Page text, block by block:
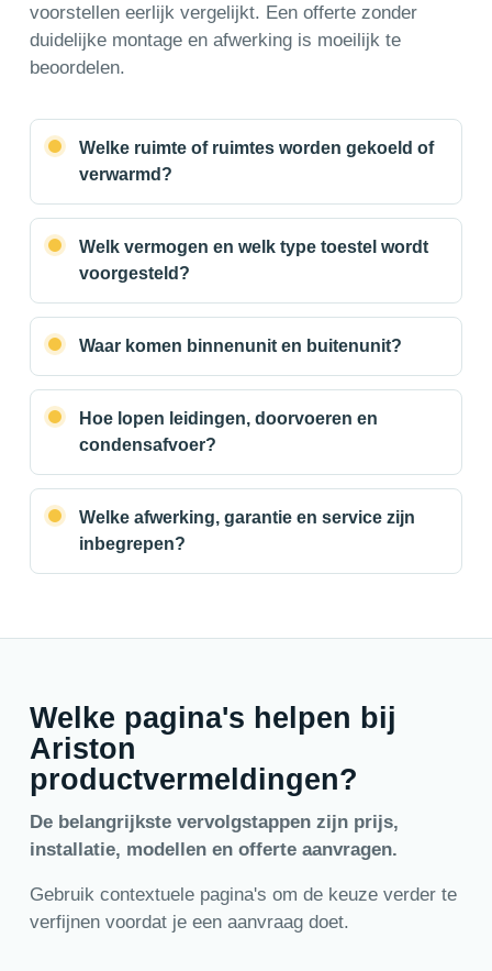
voorstellen eerlijk vergelijkt. Een offerte zonder
duidelijke montage en afwerking is moeilijk te
beoordelen.
Welke ruimte of ruimtes worden gekoeld of
verwarmd?
Welk vermogen en welk type toestel wordt
voorgesteld?
Waar komen binnenunit en buitenunit?
Hoe lopen leidingen, doorvoeren en
condensafvoer?
Welke afwerking, garantie en service zijn
inbegrepen?
Welke pagina's helpen bij
Ariston
productvermeldingen?
De belangrijkste vervolgstappen zijn prijs,
installatie, modellen en offerte aanvragen.
Gebruik contextuele pagina's om de keuze verder te
verfijnen voordat je een aanvraag doet.